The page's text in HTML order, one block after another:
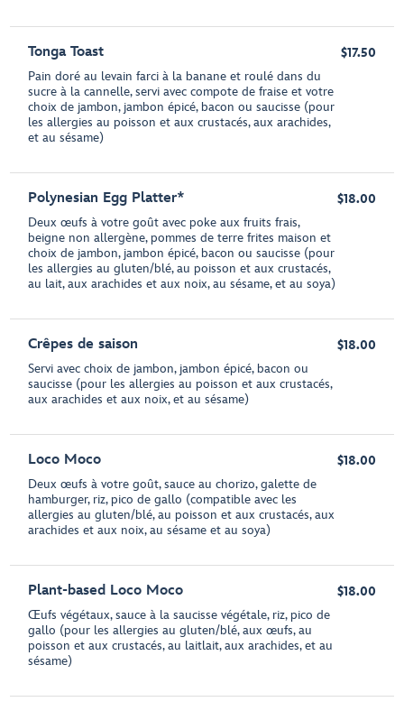
Tonga Toast
Pain doré au levain farci à la banane et roulé dans du
sucre à la cannelle, servi avec compote de fraise et votre
choix de jambon, jambon épicé, bacon ou saucisse (pour
les allergies au poisson et aux crustacés, aux arachides,
et au sésame)
$17.50
Polynesian Egg Platter*
Deux œufs à votre goût avec poke aux fruits frais,
beigne non allergène, pommes de terre frites maison et
choix de jambon, jambon épicé, bacon ou saucisse (pour
les allergies au gluten/blé, au poisson et aux crustacés,
au lait, aux arachides et aux noix, au sésame, et au soya)
$18.00
Crêpes de saison
Servi avec choix de jambon, jambon épicé, bacon ou
saucisse (pour les allergies au poisson et aux crustacés,
aux arachides et aux noix, et au sésame)
$18.00
Loco Moco
Deux œufs à votre goût, sauce au chorizo, galette de
hamburger, riz, pico de gallo (compatible avec les
allergies au gluten/blé, au poisson et aux crustacés, aux
arachides et aux noix, au sésame et au soya)
$18.00
Plant-based Loco Moco
Œufs végétaux, sauce à la saucisse végétale, riz, pico de
gallo (pour les allergies au gluten/blé, aux œufs, au
poisson et aux crustacés, au laitlait, aux arachides, et au
sésame)
$18.00